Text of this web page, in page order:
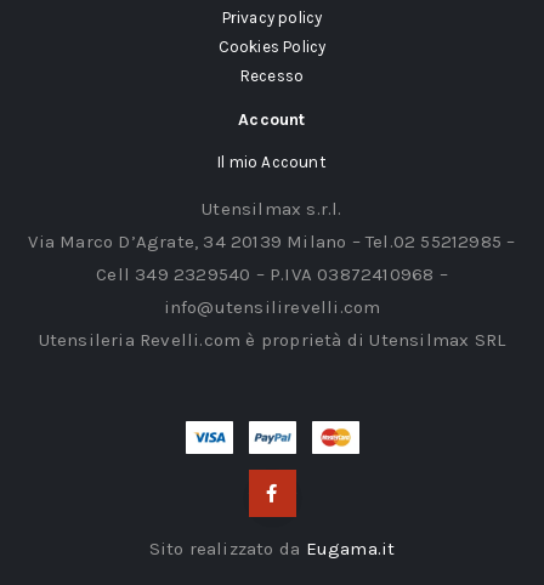
Privacy policy
Cookies Policy
Recesso
Account
Il mio Account
Utensilmax s.r.l.
Via Marco D’Agrate, 34 20139 Milano – Tel.02 55212985 –
Cell 349 2329540 – P.IVA 03872410968 –
info@utensilirevelli.com
Utensileria Revelli.com è proprietà di Utensilmax SRL
Sito realizzato da Eugama.it